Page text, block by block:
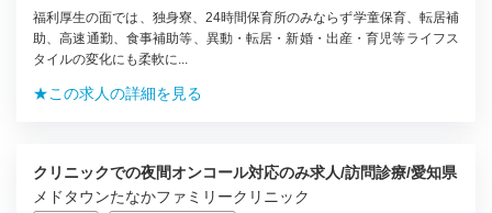
福利厚生の面では、独身寮、24時間保育所のみならず学童保育、転居補
助、高速通勤、食事補助等、異動・転居・新婚・出産・育児等ライフス
タイルの変化にも柔軟に...
★この求人の詳細を見る
クリニックでの夜間オンコール対応のみ求人/訪問診療/愛知県
メドタウンたなかファミリークリニック